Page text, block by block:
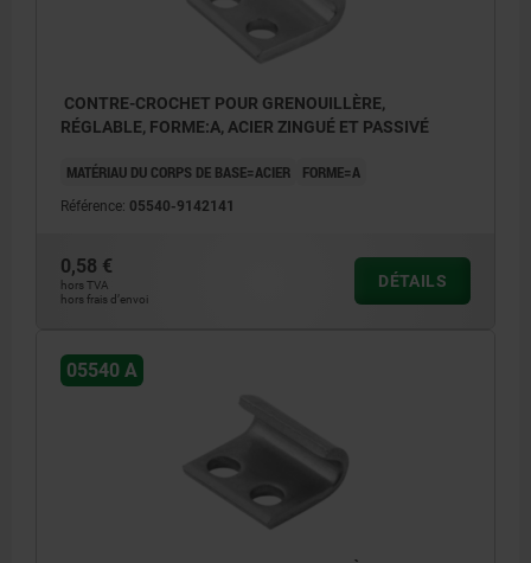
CONTRE-CROCHET POUR GRENOUILLÈRE,
RÉGLABLE, FORME:A, ACIER ZINGUÉ ET PASSIVÉ
MATÉRIAU DU CORPS DE BASE=ACIER FORME=A
Référence: 05540-9142141
0,58 €
hors TVA
hors frais d’envoi
DÉTAILS
05540 A